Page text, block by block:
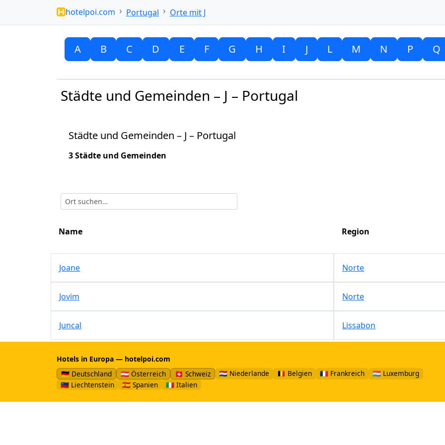
hotelpoi.com Portugal Orte mit J
A B C D E F G H I J L M N P Q
Städte und Gemeinden – J – Portugal
Städte und Gemeinden – J – Portugal
3 Städte und Gemeinden
Name Region
Joane Norte
Jovim Norte
Juncal Lissabon
Hotels in Europa — hotelpoi.com
🇩🇪 Deutschland
🇦🇹 Österreich 🇨🇭 Schweiz 🇳🇱 Niederlande 🇧🇪 Belgien 🇫🇷 Frankreich
🇱🇺 Luxemburg
🇱🇮 Liechtenstein
🇪🇸 Spanien 🇮🇹 Italien